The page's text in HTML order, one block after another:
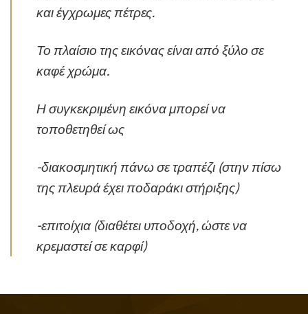
και έγχρωμες πέτρες.
Το πλαίσιο της εικόνας είναι από ξύλο σε
καφέ χρώμα.
Η συγκεκριμένη εικόνα μπορεί να
τοποθετηθεί ως
-διακοσμητική πάνω σε τραπέζι (στην πίσω
της πλευρά έχει ποδαράκι στήριξης)
-επιτοίχια (διαθέτει υποδοχή, ώστε να
κρεμαστεί σε καρφί)